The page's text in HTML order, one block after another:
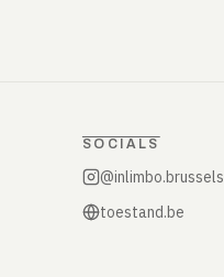
SOCIALS
@inlimbo.brussels
toestand.be